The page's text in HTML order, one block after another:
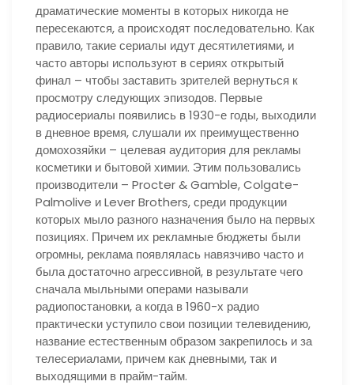
драматические моменты в которых никогда не
пересекаются, а происходят последовательно. Как
правило, такие сериалы идут десятилетиями, и
часто авторы используют в сериях открытый
финал – чтобы заставить зрителей вернуться к
просмотру следующих эпизодов. Первые
радиосериалы появились в 1930-е годы, выходили
в дневное время, слушали их преимущественно
домохозяйки – целевая аудитория для рекламы
косметики и бытовой химии. Этим пользовались
производители – Procter & Gamble, Colgate-
Palmolive и Lever Brothers, среди продукции
которых мыло разного назначения было на первых
позициях. Причем их рекламные бюджеты были
огромны, реклама появлялась навязчиво часто и
была достаточно агрессивной, в результате чего
сначала мыльными операми называли
радиопостановки, а когда в 1960-х радио
практически уступило свои позиции телевидению,
название естественным образом закрепилось и за
телесериалами, причем как дневными, так и
выходящими в прайм-тайм.